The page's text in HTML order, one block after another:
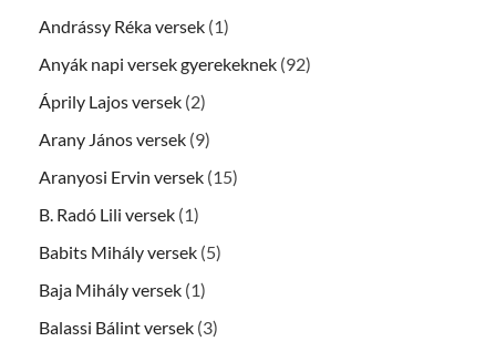
Andrássy Réka versek (1)
Anyák napi versek gyerekeknek (92)
Áprily Lajos versek (2)
Arany János versek (9)
Aranyosi Ervin versek (15)
B. Radó Lili versek (1)
Babits Mihály versek (5)
Baja Mihály versek (1)
Balassi Bálint versek (3)